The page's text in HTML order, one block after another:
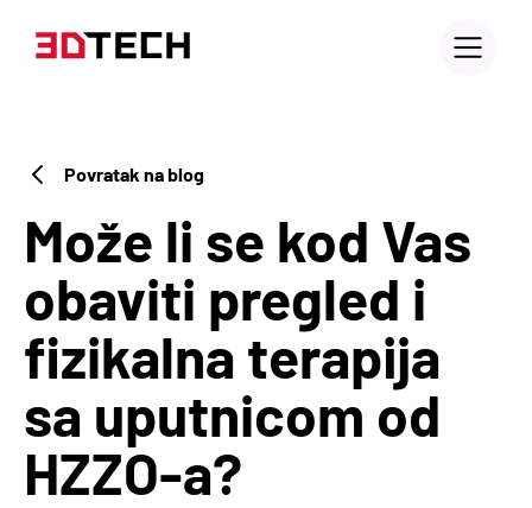
Povratak na blog
Može li se kod Vas
obaviti pregled i
fizikalna terapija
sa uputnicom od
HZZO-a?